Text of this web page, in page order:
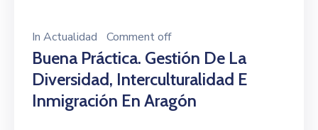
In Actualidad Comment off
Buena Práctica. Gestión De La
Diversidad, Interculturalidad E
Inmigración En Aragón